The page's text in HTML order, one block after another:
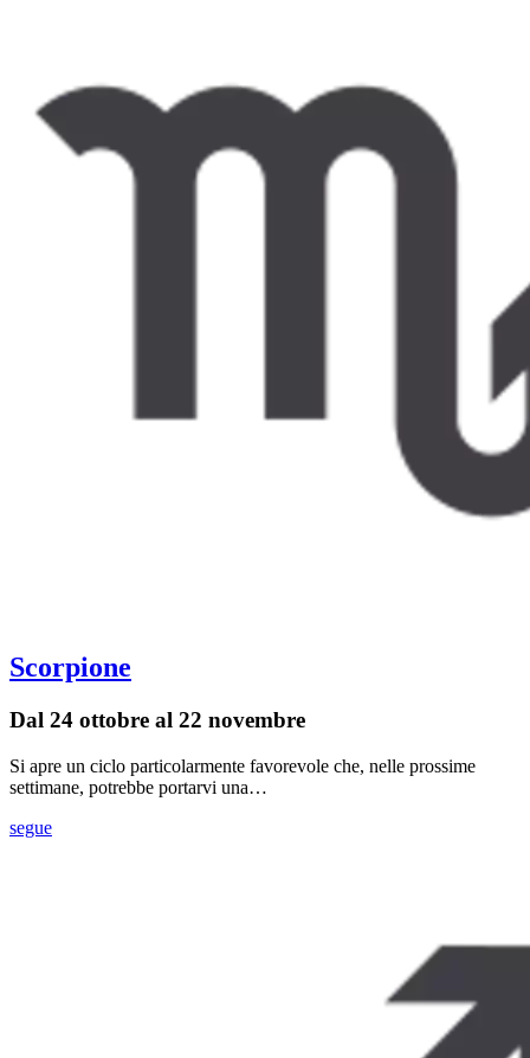
Scorpione
Dal 24 ottobre al 22 novembre
Si apre un ciclo particolarmente favorevole che, nelle prossime
settimane, potrebbe portarvi una…
segue